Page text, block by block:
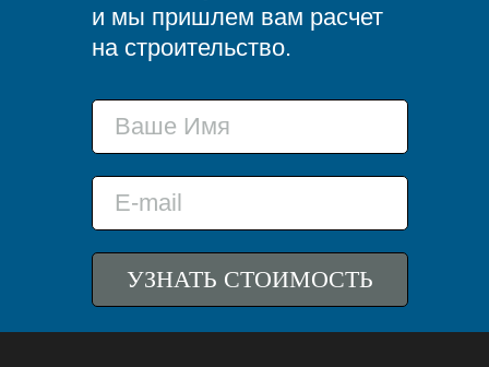
и мы пришлем вам расчет
на строительство.
УЗНАТЬ СТОИМОСТЬ